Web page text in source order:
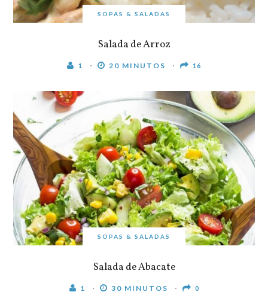
SOPAS & SALADAS
Salada de Arroz
1 20 MINUTOS 16
SOPAS & SALADAS
Salada de Abacate
1 30 MINUTOS 0